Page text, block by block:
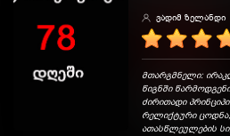
ვადიმ ზელანდი
მთარგმნელი:
წიგნში
ძირითადი
რელიქტური
ათასწლეულების